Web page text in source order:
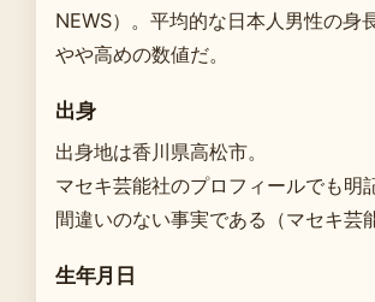
NEWS）。平均的な日本人男性の身
やや高めの数値だ。
出身
出身地は香川県高松市。
マセキ芸能社のプロフィールでも明
間違いのない事実である（マセキ芸
生年月日